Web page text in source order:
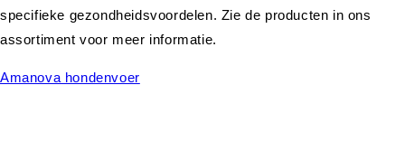
specifieke gezondheidsvoordelen. Zie de producten in ons
assortiment voor meer informatie.
Amanova hondenvoer